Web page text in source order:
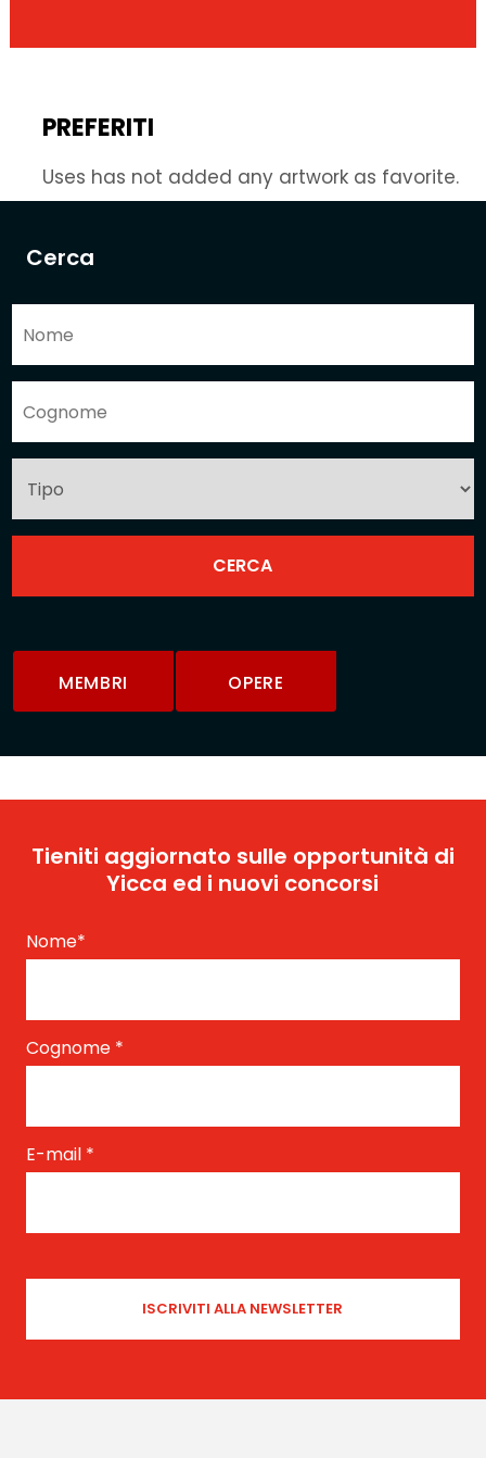
Cerca
MEMBRI OPERE
PREFERITI
Uses has not added any artwork as favorite.
Tieniti aggiornato sulle opportunità di
Yicca ed i nuovi concorsi
Nome*
Cognome *
E-mail *